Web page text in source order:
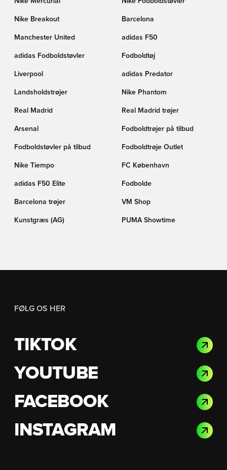
Nike Breakout Barcelona
Manchester United adidas F50
adidas Fodboldstøvler Fodboldtøj
Liverpool adidas Predator
Landsholdstrøjer Nike Phantom
Real Madrid Real Madrid trøjer
Arsenal Fodboldtrøjer på tilbud
Fodboldstøvler på tilbud Fodboldtrøje Outlet
Nike Tiempo FC København
adidas F50 Elite Fodbolde
Barcelona trøjer VM Shop
Kunstgræs (AG) PUMA Showtime
FØLG OS HER
TIKTOK
YOUTUBE
FACEBOOK
INSTAGRAM